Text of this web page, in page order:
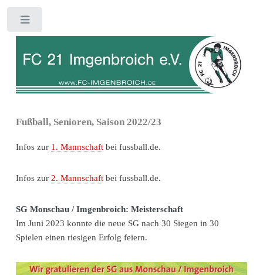
Fußball, Senioren, Saison 2022/23
Infos zur 1. Mannschaftbei fussball.de.
Infos zur 2. Mannschaftbei fussball.de.
SG Monschau / Imgenbroich: Meisterschaft
Im Juni 2023 konnte die neue SG nach 30 Siegen in 30
Spielen einen riesigen Erfolg feiern.